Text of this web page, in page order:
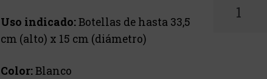
Uso indicado:Botellas de hasta 33,5
cm (alto) x 15 cm (diámetro)
Color:Blanco